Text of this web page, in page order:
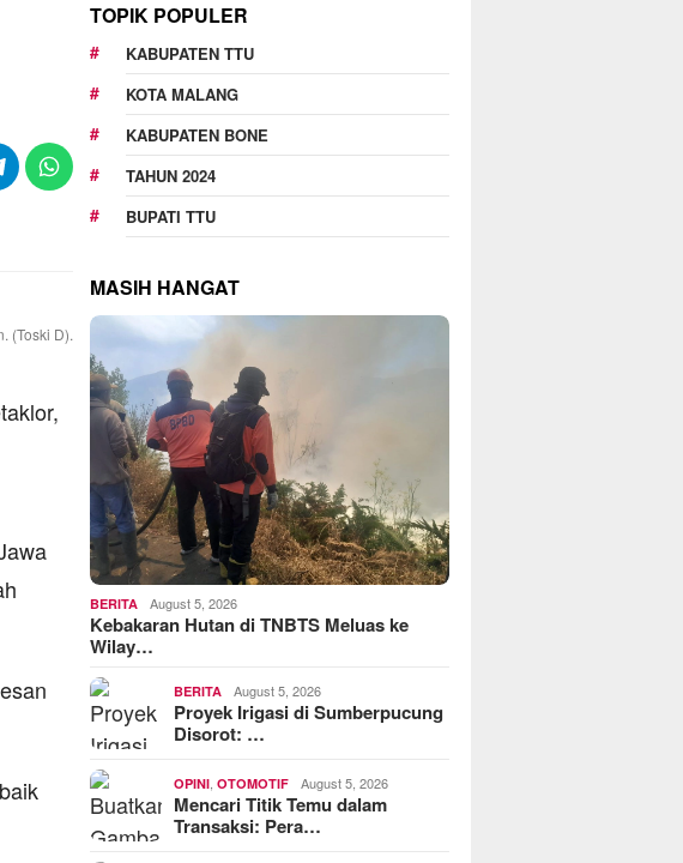
(Toski D).
TOPIK POPULER
KABUPATEN TTU
KOTA MALANG
KABUPATEN BONE
TAHUN 2024
BUPATI TTU
MASIH HANGAT
BERITA August 5, 2026
Kebakaran Hutan di TNBTS Meluas ke
Wilay…
BERITA August 5, 2026
Proyek Irigasi di Sumberpucung
Disorot: …
OPINI ,OTOMOTIF August 5, 2026
Mencari Titik Temu dalam
Transaksi: Pera…